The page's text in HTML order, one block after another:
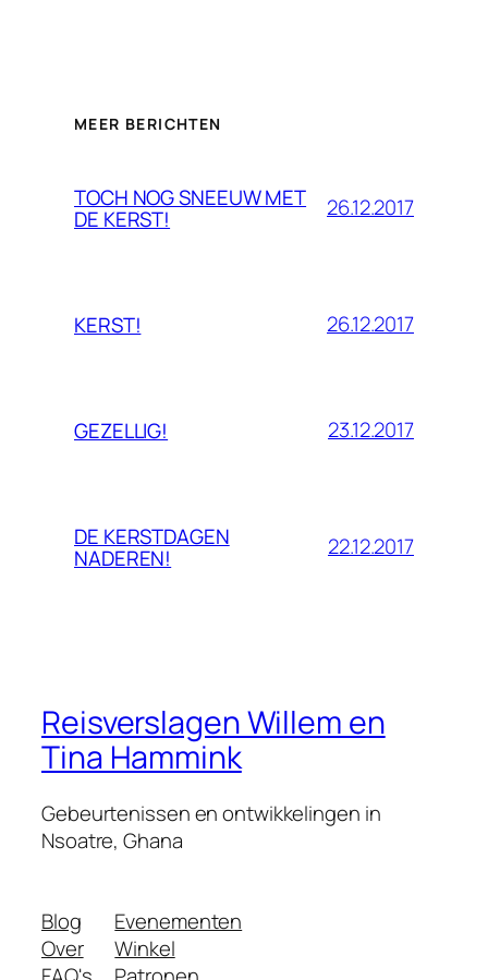
MEER BERICHTEN
TOCH NOG SNEEUW MET
DE KERST! 26.12.2017
KERST! 26.12.2017
GEZELLIG! 23.12.2017
DE KERSTDAGEN
NADEREN! 22.12.2017
Reisverslagen Willem en
Tina Hammink
Gebeurtenissen en ontwikkelingen in
Nsoatre, Ghana
Blog
Over
Evenementen
Winkel